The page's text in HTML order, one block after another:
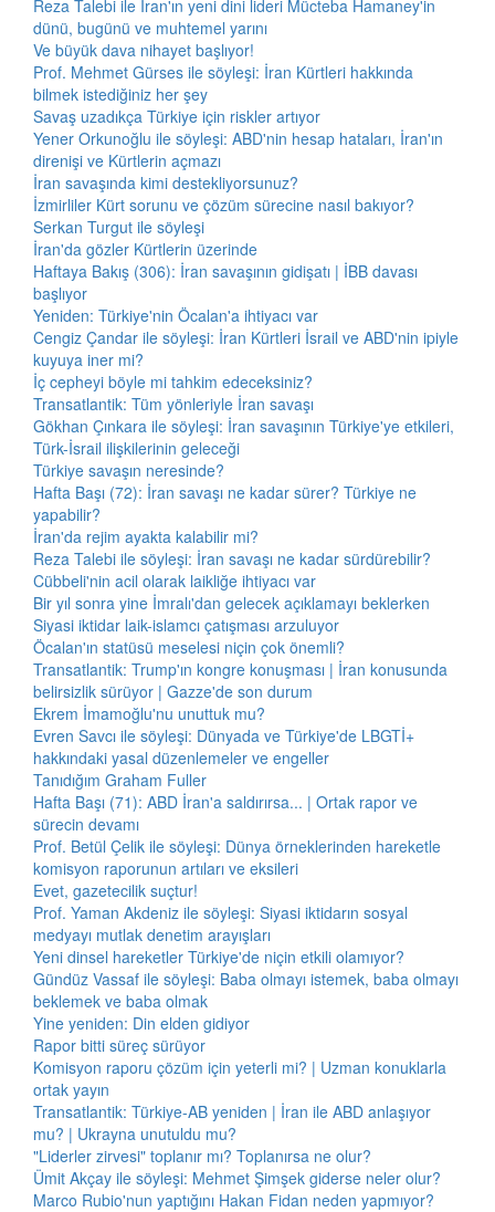
Reza Talebi ile İran'ın yeni dini lideri Mücteba Hamaney'in
dünü, bugünü ve muhtemel yarını
Ve büyük dava nihayet başlıyor!
Prof. Mehmet Gürses ile söyleşi: İran Kürtleri hakkında
bilmek istediğiniz her şey
Savaş uzadıkça Türkiye için riskler artıyor
Yener Orkunoğlu ile söyleşi: ABD'nin hesap hataları, İran'ın
direnişi ve Kürtlerin açmazı
İran savaşında kimi destekliyorsunuz?
İzmirliler Kürt sorunu ve çözüm sürecine nasıl bakıyor?
Serkan Turgut ile söyleşi
İran'da gözler Kürtlerin üzerinde
Haftaya Bakış (306): İran savaşının gidişatı | İBB davası
başlıyor
Yeniden: Türkiye'nin Öcalan'a ihtiyacı var
Cengiz Çandar ile söyleşi: İran Kürtleri İsrail ve ABD'nin ipiyle
kuyuya iner mi?
İç cepheyi böyle mi tahkim edeceksiniz?
Transatlantik: Tüm yönleriyle İran savaşı
Gökhan Çınkara ile söyleşi: İran savaşının Türkiye'ye etkileri,
Türk-İsrail ilişkilerinin geleceği
Türkiye savaşın neresinde?
Hafta Başı (72): İran savaşı ne kadar sürer? Türkiye ne
yapabilir?
İran'da rejim ayakta kalabilir mi?
Reza Talebi ile söyleşi: İran savaşı ne kadar sürdürebilir?
Cübbeli'nin acil olarak laikliğe ihtiyacı var
Bir yıl sonra yine İmralı'dan gelecek açıklamayı beklerken
Siyasi iktidar laik-islamcı çatışması arzuluyor
Öcalan'ın statüsü meselesi niçin çok önemli?
Transatlantik: Trump'ın kongre konuşması | İran konusunda
belirsizlik sürüyor | Gazze'de son durum
Ekrem İmamoğlu'nu unuttuk mu?
Evren Savcı ile söyleşi: Dünyada ve Türkiye'de LBGTİ+
hakkındaki yasal düzenlemeler ve engeller
Tanıdığım Graham Fuller
Hafta Başı (71): ABD İran'a saldırırsa... | Ortak rapor ve
sürecin devamı
Prof. Betül Çelik ile söyleşi: Dünya örneklerinden hareketle
komisyon raporunun artıları ve eksileri
Evet, gazetecilik suçtur!
Prof. Yaman Akdeniz ile söyleşi: Siyasi iktidarın sosyal
medyayı mutlak denetim arayışları
Yeni dinsel hareketler Türkiye'de niçin etkili olamıyor?
Gündüz Vassaf ile söyleşi: Baba olmayı istemek, baba olmayı
beklemek ve baba olmak
Yine yeniden: Din elden gidiyor
Rapor bitti süreç sürüyor
Komisyon raporu çözüm için yeterli mi? | Uzman konuklarla
ortak yayın
Transatlantik: Türkiye-AB yeniden | İran ile ABD anlaşıyor
mu? | Ukrayna unutuldu mu?
"Liderler zirvesi" toplanır mı? Toplanırsa ne olur?
Ümit Akçay ile söyleşi: Mehmet Şimşek giderse neler olur?
Marco Rubio'nun yaptığını Hakan Fidan neden yapmıyor?